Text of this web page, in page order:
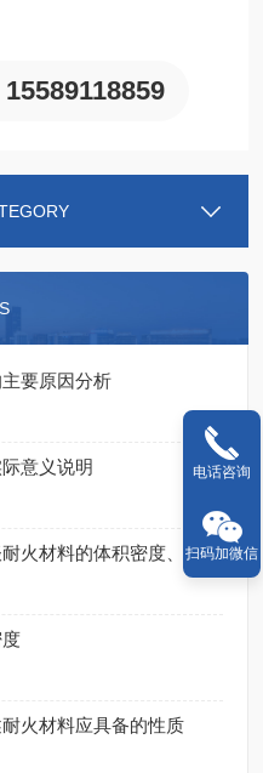
15589118859
要原因分析
意义说明
耐火材料真密度仪厂家浅谈耐火材料的体积密度、真密度与透气度
火材料应具备的性质
电话咨询
扫码加微信